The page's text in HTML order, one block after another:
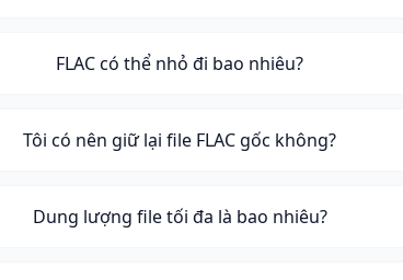
FLAC có thể nhỏ đi bao nhiêu?
Tôi có nên giữ lại file FLAC gốc không?
Dung lượng file tối đa là bao nhiêu?